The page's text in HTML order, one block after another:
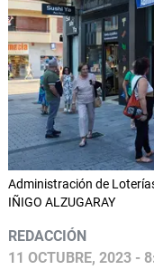
Administración de
IÑIGO ALZUGARAY
REDACCIÓN
11 OCTUBRE, 2023 -